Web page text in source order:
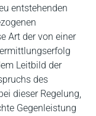
entstehenden
Art der von einer
Leitbild der
des
dieser Regelung,
Gegenleistung